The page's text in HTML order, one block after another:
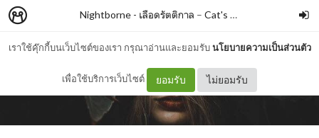
เราใช้คุ๊กกี้บนเว็บไซต์ของเรา กรุณาอ่านและยอมรับนโยบายความเป็นส่วนตัว
เพื่อใช้บริการเว็บไซต์ ยอมรับ ไม่ยอมรับ
Nightborne - เลือดรัตติกาล – Cat's box